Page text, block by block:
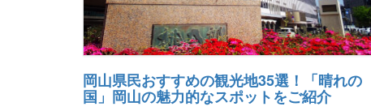
岡山県民おすすめの観光地35選！「晴れの
国」岡山の魅力的なスポットをご紹介